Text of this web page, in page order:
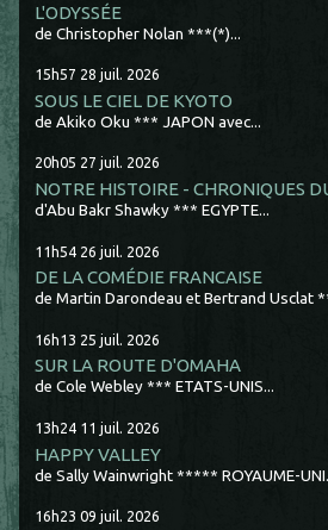
L'ODYSSÉE
de Christopher Nolan ***(*)...
15h57 28 juil. 2026
SOUS LE CIEL DE KYOTO
de Akiko Oku *** JAPON avec...
20h05 27 juil. 2026
NOTRE HISTOIRE - CHRONIQUES
d'Abu Bakr Shawky *** EGYPTE...
11h54 26 juil. 2026
DE LA COMÉDIE FRANCAISE
de Martin Darondeau et Bertrand Usclat
16h13 25 juil. 2026
SUR LA ROUTE D'OMAHA
de Cole Webley *** ETATS-UNIS...
13h24 11 juil. 2026
HAPPY VALLEY
de Sally Wainwright ***** ROYAUME-
16h23 09 juil. 2026